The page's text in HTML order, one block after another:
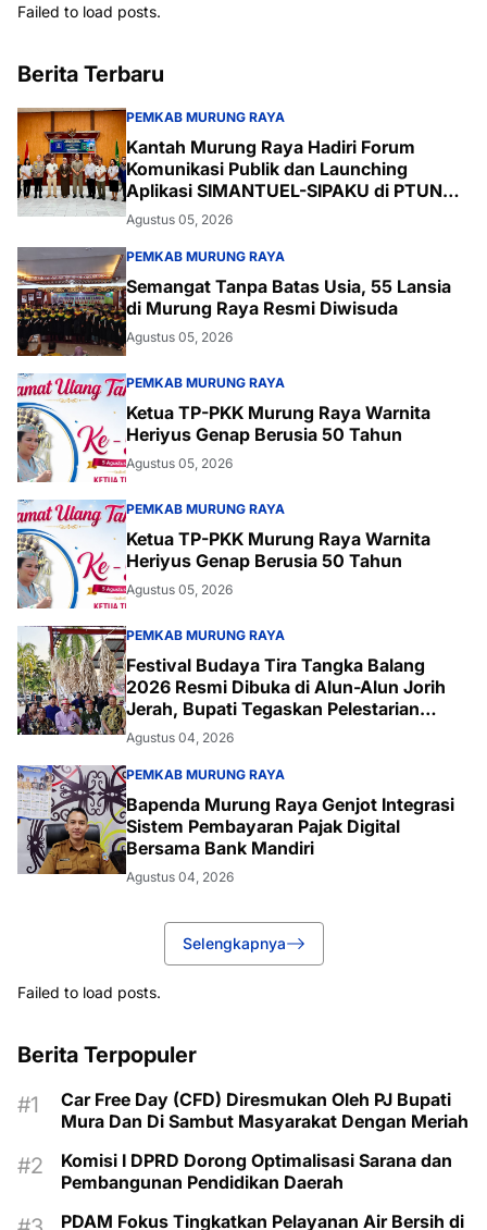
Failed to load posts.
Berita Terbaru
PEMKAB MURUNG RAYA
Kantah Murung Raya Hadiri Forum
Komunikasi Publik dan Launching
Aplikasi SIMANTUEL-SIPAKU di PTUN
Palangka Raya
Agustus 05, 2026
PEMKAB MURUNG RAYA
Semangat Tanpa Batas Usia, 55 Lansia
di Murung Raya Resmi Diwisuda
Agustus 05, 2026
PEMKAB MURUNG RAYA
Ketua TP-PKK Murung Raya Warnita
Heriyus Genap Berusia 50 Tahun
Agustus 05, 2026
PEMKAB MURUNG RAYA
Ketua TP-PKK Murung Raya Warnita
Heriyus Genap Berusia 50 Tahun
Agustus 05, 2026
PEMKAB MURUNG RAYA
Festival Budaya Tira Tangka Balang
2026 Resmi Dibuka di Alun-Alun Jorih
Jerah, Bupati Tegaskan Pelestarian
Budaya
Agustus 04, 2026
PEMKAB MURUNG RAYA
Bapenda Murung Raya Genjot Integrasi
Sistem Pembayaran Pajak Digital
Bersama Bank Mandiri
Agustus 04, 2026
Selengkapnya
Failed to load posts.
Berita Terpopuler
Car Free Day (CFD) Diresmukan Oleh PJ Bupati
Mura Dan Di Sambut Masyarakat Dengan Meriah
Komisi I DPRD Dorong Optimalisasi Sarana dan
Pembangunan Pendidikan Daerah
PDAM Fokus Tingkatkan Pelayanan Air Bersih di